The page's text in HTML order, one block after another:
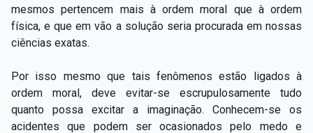
mesmos pertencem mais à ordem moral que à ordem
física, e que em vão a solução seria procurada em nossas
ciências exatas.
Por isso mesmo que tais fenômenos estão ligados à
ordem moral, deve evitar-se escrupulosamente tudo
quanto possa excitar a imaginação. Conhecem-se os
acidentes que podem ser ocasionados pelo medo e